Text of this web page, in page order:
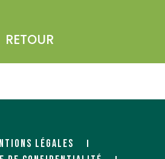
RETOUR
LÉGALES